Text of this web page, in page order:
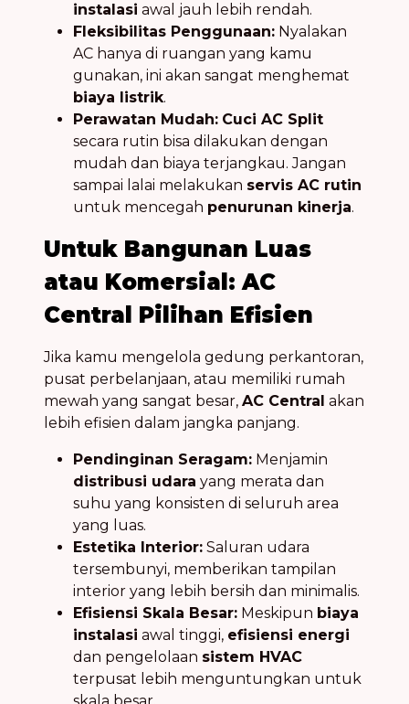
instalasi awal jauh lebih rendah.
Fleksibilitas Penggunaan: Nyalakan
AC hanya di ruangan yang kamu
gunakan, ini akan sangat menghemat
biaya listrik.
Perawatan Mudah: Cuci AC Split
secara rutin bisa dilakukan dengan
mudah dan biaya terjangkau. Jangan
sampai lalai melakukan servis AC rutin
untuk mencegah penurunan kinerja.
Untuk Bangunan Luas
atau Komersial: AC
Central Pilihan Efisien
Jika kamu mengelola gedung perkantoran,
pusat perbelanjaan, atau memiliki rumah
mewah yang sangat besar, AC Central akan
lebih efisien dalam jangka panjang.
Pendinginan Seragam: Menjamin
distribusi udara yang merata dan
suhu yang konsisten di seluruh area
yang luas.
Estetika Interior: Saluran udara
tersembunyi, memberikan tampilan
interior yang lebih bersih dan minimalis.
Efisiensi Skala Besar: Meskipun biaya
instalasi awal tinggi, efisiensi energi
dan pengelolaan sistem HVAC
terpusat lebih menguntungkan untuk